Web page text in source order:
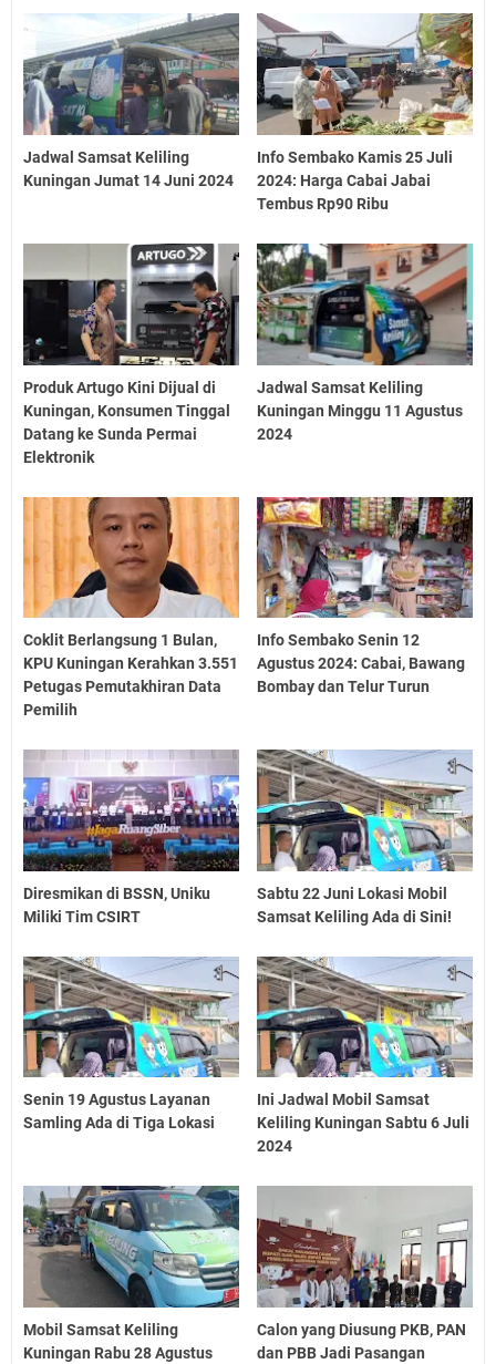
Jadwal Samsat Keliling
Kuningan Jumat 14 Juni 2024
Info Sembako Kamis 25 Juli
2024: Harga Cabai Jabai
Tembus Rp90 Ribu
Produk Artugo Kini Dijual di
Kuningan, Konsumen Tinggal
Datang ke Sunda Permai
Elektronik
Jadwal Samsat Keliling
Kuningan Minggu 11 Agustus
2024
Coklit Berlangsung 1 Bulan,
KPU Kuningan Kerahkan 3.551
Petugas Pemutakhiran Data
Pemilih
Info Sembako Senin 12
Agustus 2024: Cabai, Bawang
Bombay dan Telur Turun
Diresmikan di BSSN, Uniku
Miliki Tim CSIRT
Sabtu 22 Juni Lokasi Mobil
Samsat Keliling Ada di Sini!
Senin 19 Agustus Layanan
Samling Ada di Tiga Lokasi
Ini Jadwal Mobil Samsat
Keliling Kuningan Sabtu 6 Juli
2024
Mobil Samsat Keliling
Kuningan Rabu 28 Agustus
Calon yang Diusung PKB, PAN
dan PBB Jadi Pasangan